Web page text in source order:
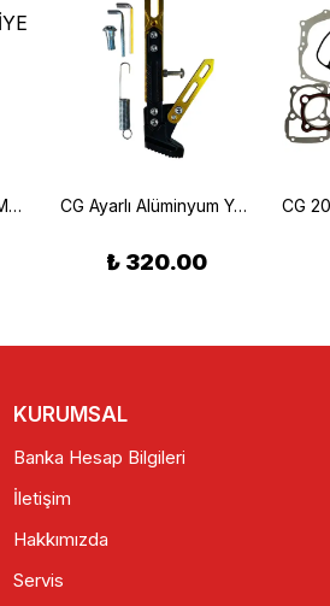
CG 200 BADEMCİK MOİFİYE DERECELİ EKSANTİRİK CG Ayarlı Alüminyum Yan Sehpa Seti Sarı
₺ 320.00
KURUMSAL
Banka Hesap Bilgileri
İletişim
Hakkımızda
Servis